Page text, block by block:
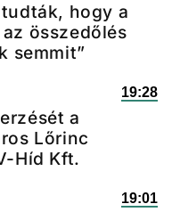
hogy a
összedőlés
semmit”
19:28
a
Lőrinc
Híd Kft.
19:01